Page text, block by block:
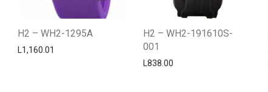
H2 – WH2-1295A
L1,160.01
H2 – WH2-191610S-
001
L838.00